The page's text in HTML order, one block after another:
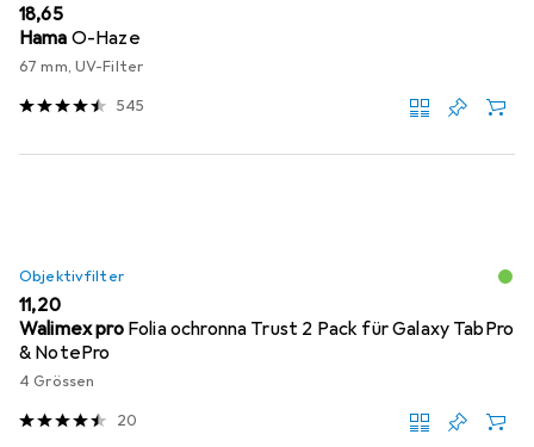
EUR
18,65
Hama O-Haze
67 mm, UV-Filter
545
Objektivfilter
EUR
11,20
Walimex pro Folia ochronna Trust 2 Pack für Galaxy TabPro
& NotePro
4 Grössen
20